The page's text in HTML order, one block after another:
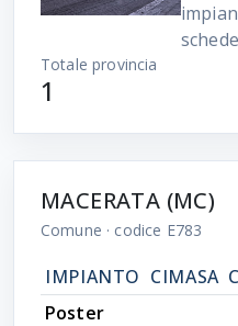
Totale provincia
1
MACERATA (MC)
Comune · codice E783
IMPIANTO CIMASA
Poster